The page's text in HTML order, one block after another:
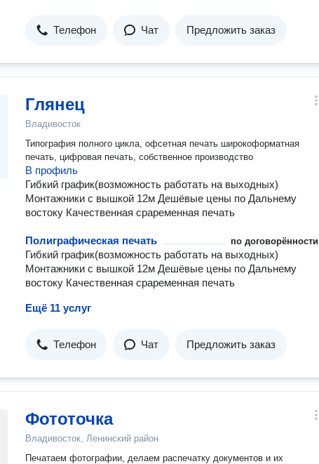
Телефон Чат Предложить заказ
Глянец
Владивосток
Типография полного цикла, офсетная печать широкоформатная
печать, цифровая печать, собственное производство
В профиль
Гибкий график(возможность работать на выходных)
Монтажники с вышкой 12м Дешёвые цены по Дальнему
востоку Качественная сраременная печать
Полиграфическая печать по договорённости
Гибкий график(возможность работать на выходных)
Монтажники с вышкой 12м Дешёвые цены по Дальнему
востоку Качественная сраременная печать
Ещё 11 услуг
Телефон Чат Предложить заказ
Фототочка
Владивосток, Ленинский район
Печатаем фотографии, делаем распечатку документов и их